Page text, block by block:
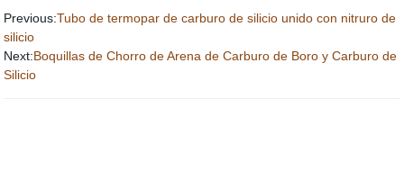
Previous:Tubo de termopar de carburo de silicio unido con nitruro de
silicio
Next:Boquillas de Chorro de Arena de Carburo de Boro y Carburo de
Silicio